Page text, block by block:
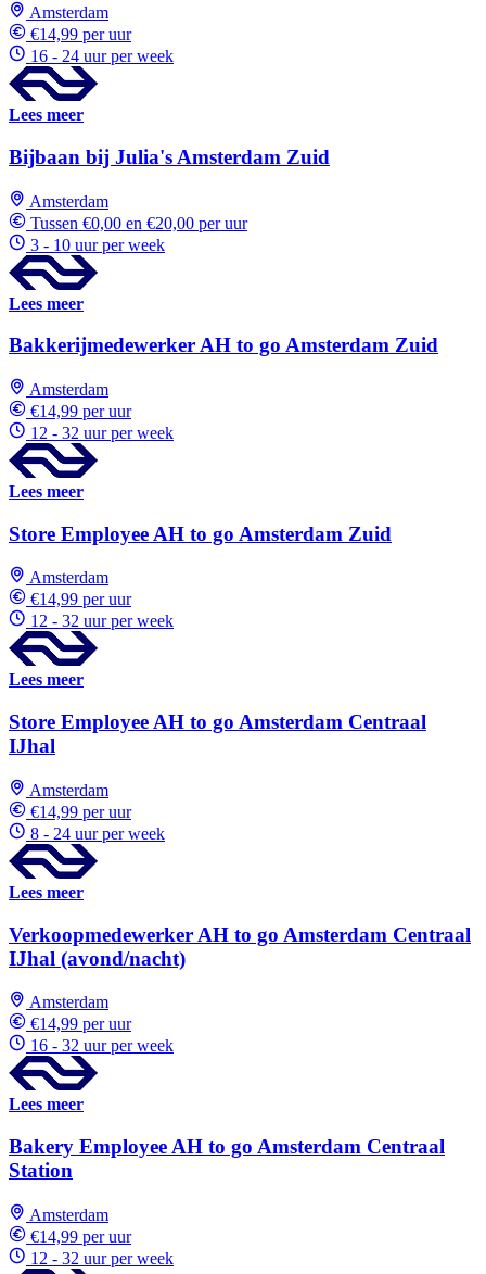
Amsterdam
€14,99 per uur
16 - 24 uur per week
Lees meer
Bijbaan bij Julia's Amsterdam Zuid
Amsterdam
Tussen €0,00 en €20,00 per uur
3 - 10 uur per week
Lees meer
Bakkerijmedewerker AH to go Amsterdam Zuid
Amsterdam
€14,99 per uur
12 - 32 uur per week
Lees meer
Store Employee AH to go Amsterdam Zuid
Amsterdam
€14,99 per uur
12 - 32 uur per week
Lees meer
Store Employee AH to go Amsterdam Centraal
IJhal
Amsterdam
€14,99 per uur
8 - 24 uur per week
Lees meer
Verkoopmedewerker AH to go Amsterdam Centraal
IJhal (avond/nacht)
Amsterdam
€14,99 per uur
16 - 32 uur per week
Lees meer
Bakery Employee AH to go Amsterdam Centraal
Station
Amsterdam
€14,99 per uur
12 - 32 uur per week